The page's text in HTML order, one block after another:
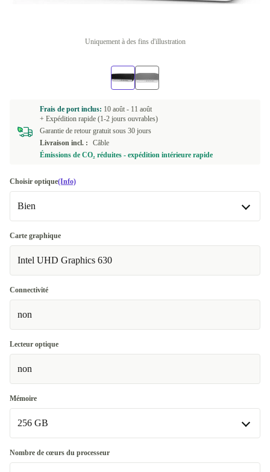
Uniquement à des fins d'illustration
Frais de port inclus: 10 août - 11 août
+ Expédition rapide (1-2 jours ouvrables)
Garantie de retour gratuit sous 30 jours
Livraison incl. :
Câble
Émissions de CO₂ réduites - expédition intérieure rapide
Choisir optique(Info)
Bien
Bien
Très bien
Excellent
Premium
Carte graphique
Intel UHD Graphics 630
Connectivité
non
Lecteur optique
non
Mémoire
256 GB
256 GB
Nombre de cœurs du processeur